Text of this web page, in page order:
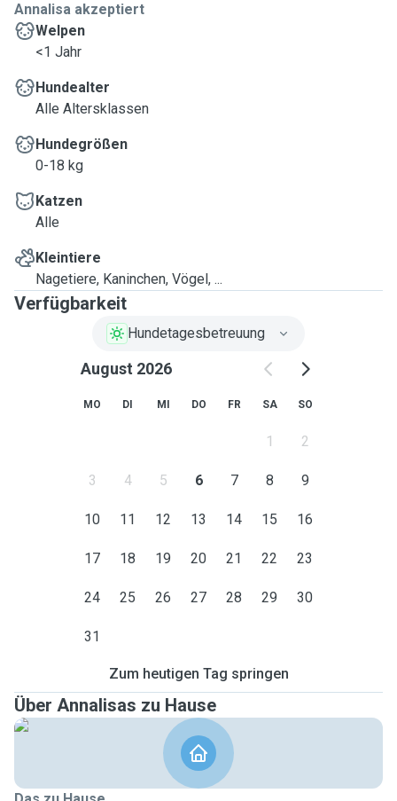
Annalisa akzeptiert
Welpen
<1 Jahr
Hundealter
Alle Altersklassen
Hundegrößen
0-18 kg
Katzen
Alle
Kleintiere
Nagetiere, Kaninchen, Vögel, ...
Verfügbarkeit
Hundetagesbetreuung
August 2026
MO DI MI DO FR SA SO
1 2
3 4 5 6 7 8 9
10 11 12 13 14 15 16
17 18 19 20 21 22 23
24 25 26 27 28 29 30
31
Zum heutigen Tag springen
Über Annalisas zu Hause